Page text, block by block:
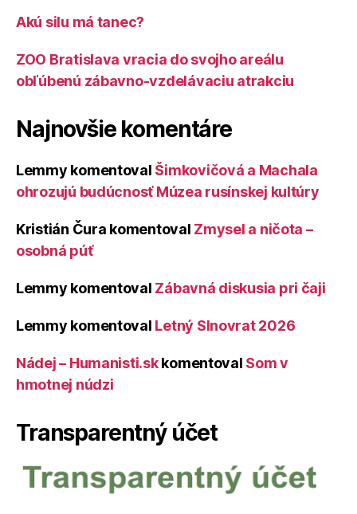
Akú silu má tanec?
ZOO Bratislava vracia do svojho areálu
obľúbenú zábavno-vzdelávaciu atrakciu
Najnovšie komentáre
Lemmy komentoval Šimkovičová a Machala
ohrozujú budúcnosť Múzea rusínskej kultúry
Kristián Čura komentoval Zmysel a ničota –
osobná púť
Lemmy komentoval Zábavná diskusia pri čaji
Lemmy komentoval Letný Slnovrat 2026
Nádej – Humanisti.skkomentoval Som v
hmotnej núdzi
Transparentný účet